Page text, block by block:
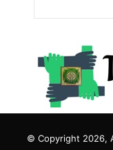
© Copyright 2026,